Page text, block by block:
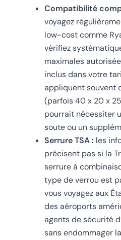
Compatibilité
voyagez
low-cost comme
vérifiez
maximales
inclus dans votre
appliquent souvent
(parfois 40 x 20 x
pourrait nécessiter
soute ou un
Serrure TSA : les
précisent pas si la
serrure à
type de verrou est
vous voyagez aux
des aéroports
agents de sécurité
sans endommager